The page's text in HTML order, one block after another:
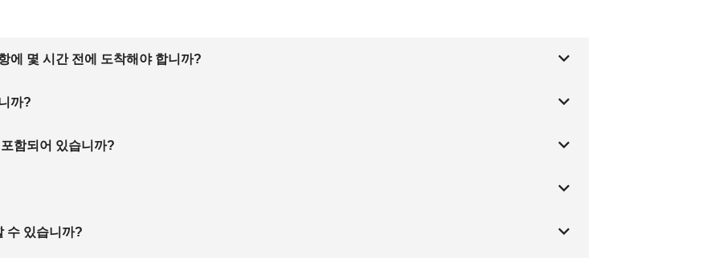
에 몇 시간 전에 도착해야 합니까?
까?
함되어 있습니까?
수 있습니까?